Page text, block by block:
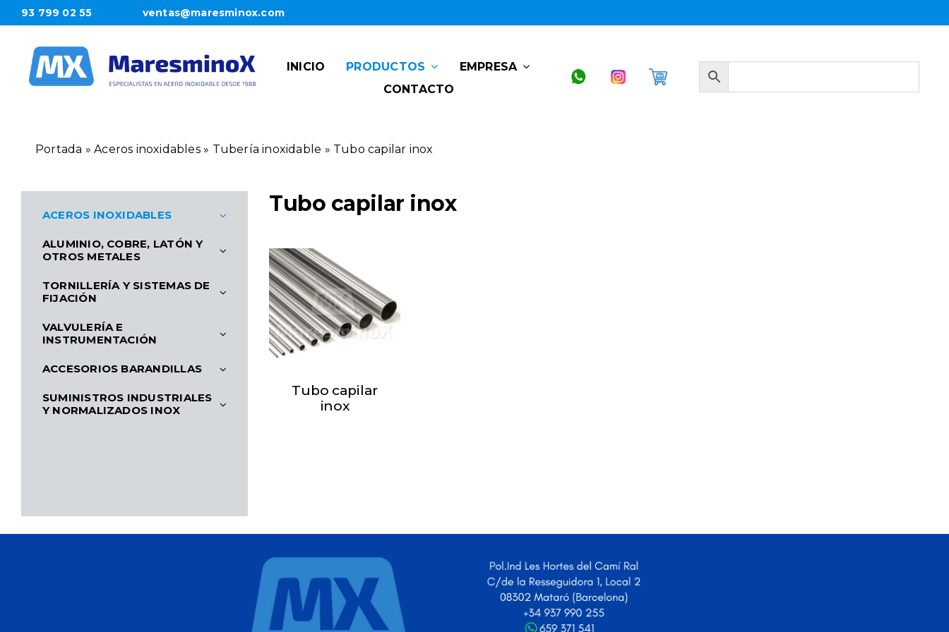
contenido
93 799 02 55 ventas@maresminox.com
INICIO PRODUCTOS
EMPRESA
CONTACTO
Portada »Aceros inoxidables» Tubería inoxidable » Tubo capilar inox
ACEROS INOXIDABLES
ALUMINIO, COBRE, LATÓN Y
OTROS METALES
TORNILLERÍA Y SISTEMAS DE
FIJACIÓN
VALVULERÍA E
INSTRUMENTACIÓN
ACCESORIOS BARANDILLAS
SUMINISTROS INDUSTRIALES
Y NORMALIZADOS INOX
Tubo capilar inox
Tubo capilar
inox